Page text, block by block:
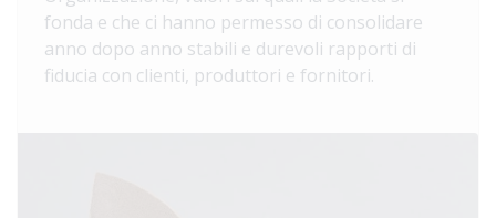
fonda e che ci hanno permesso di consolidare
anno dopo anno stabili e durevoli rapporti di
fiducia con clienti, produttori e fornitori.